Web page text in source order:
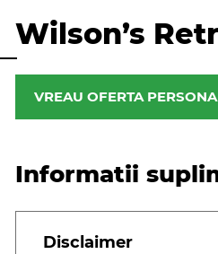
Wilson’s
VREAU OFERTA
Informatii
Disclaimer